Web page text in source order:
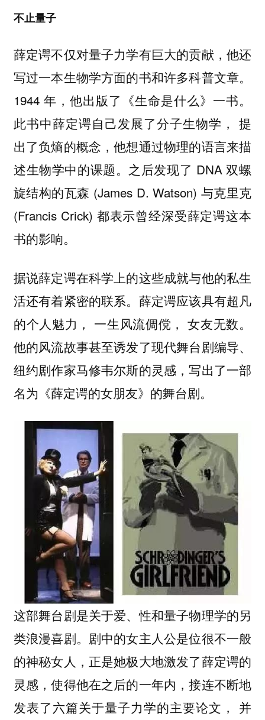
不止量子
薛定谔不仅对量子力学有巨大的贡献，他还
写过一本生物学方面的书和许多科普文章。
1944 年，他出版了《生命是什么》一书。
此书中薛定谔自己发展了分子生物学， 提
出了负熵的概念，他想通过物理的语言来描
述生物学中的课题。之后发现了 DNA 双螺
旋结构的瓦森 (James D. Watson) 与克里克
(Francis Crick) 都表示曾经深受薛定谔这本
书的影响。
据说薛定谔在科学上的这些成就与他的私生
活还有着紧密的联系。薛定谔应该具有超凡
的个人魅力， 一生风流倜傥， 女友无数。
他的风流故事甚至诱发了现代舞台剧编导、
纽约剧作家马修韦尔斯的灵感，写出了一部
名为《薛定谔的女朋友》的舞台剧。
这部舞台剧是关于爱、性和量子物理学的另
类浪漫喜剧。剧中的女主人公是位很不一般
的神秘女人，正是她极大地激发了薛定谔的
灵感，使得他在之后的一年内，接连不断地
发表了六篇关于量子力学的主要论文， 并